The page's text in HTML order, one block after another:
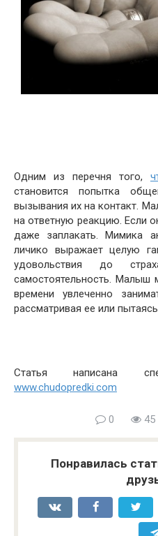
Одним из перечня того,
становится попытка
вызывания их на контакт.
на ответную реакцию. Если
даже заплакать. Мимика
личико выражает целую
удовольствия до
самостоятельность. Малыш
времени увлеченно
рассматривая ее или пытаясь
Статья написана
www.chudopredki.com
0 45
Понравилась